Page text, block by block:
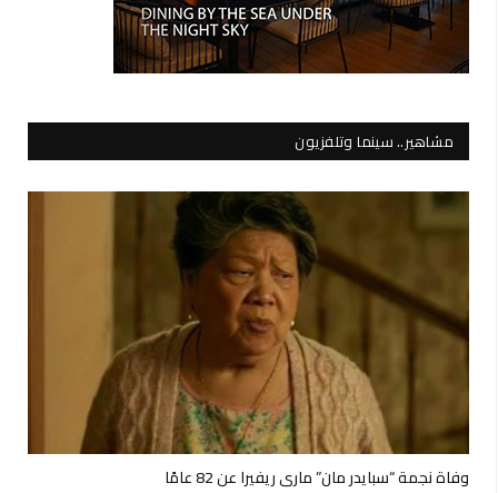
مشاهير.. سينما وتلفزيون
وفاة نجمة “سبايدر مان” ماري ريفيرا عن 82 عامًا